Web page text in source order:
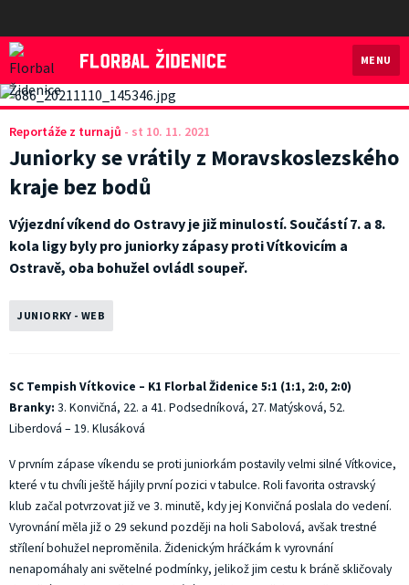
Florbal Židenice
MENU
Reportáže z turnajů - st 10. 11. 2021
Juniorky se vrátily z Moravskoslezského
kraje bez bodů
Výjezdní víkend do Ostravy je již minulostí. Součástí 7. a 8.
kola ligy byly pro juniorky zápasy proti Vítkovicím a
Ostravě, oba bohužel ovládl soupeř.
JUNIORKY - WEB
SC Tempish Vítkovice – K1 Florbal Židenice 5:1 (1:1, 2:0, 2:0)
Branky: 3. Konvičná, 22. a 41. Podsedníková, 27. Matýsková, 52.
Liberdová – 19. Klusáková
V prvním zápase víkendu se proti juniorkám postavily velmi silné Vítkovice,
které v tu chvíli ještě hájily první pozici v tabulce. Roli favorita ostravský
klub začal potvrzovat již ve 3. minutě, kdy jej Konvičná poslala do vedení.
Vyrovnání měla již o 29 sekund později na holi Sabolová, avšak trestné
střílení bohužel neproměnila. Židenickým hráčkám k vyrovnání
nenapomáhaly ani světelné podmínky, jelikož jim cestu k bráně skličovaly